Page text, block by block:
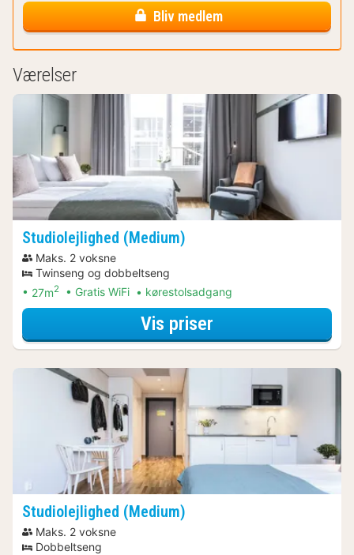
Bliv medlem
Værelser
Studiolejlighed (Medium)
Maks. 2 voksne
Twinseng og dobbeltseng
27m2 Gratis WiFi kørestolsadgang
Vis priser
Studiolejlighed (Medium)
Maks. 2 voksne
Dobbeltseng